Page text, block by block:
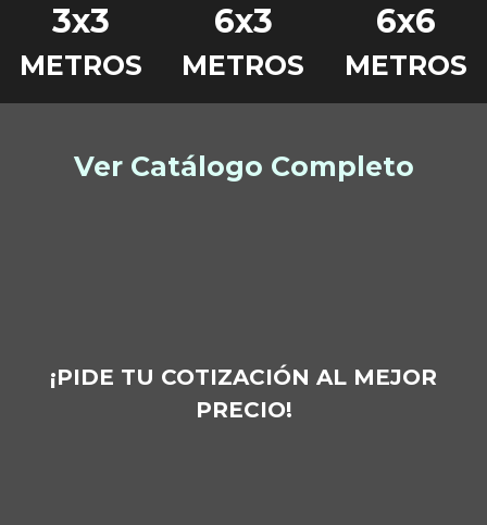
3x3
METROS
6x3
METROS
6x6
METROS
Ver Catálogo Completo
¡PIDE TU COTIZACIÓN AL MEJOR
PRECIO!